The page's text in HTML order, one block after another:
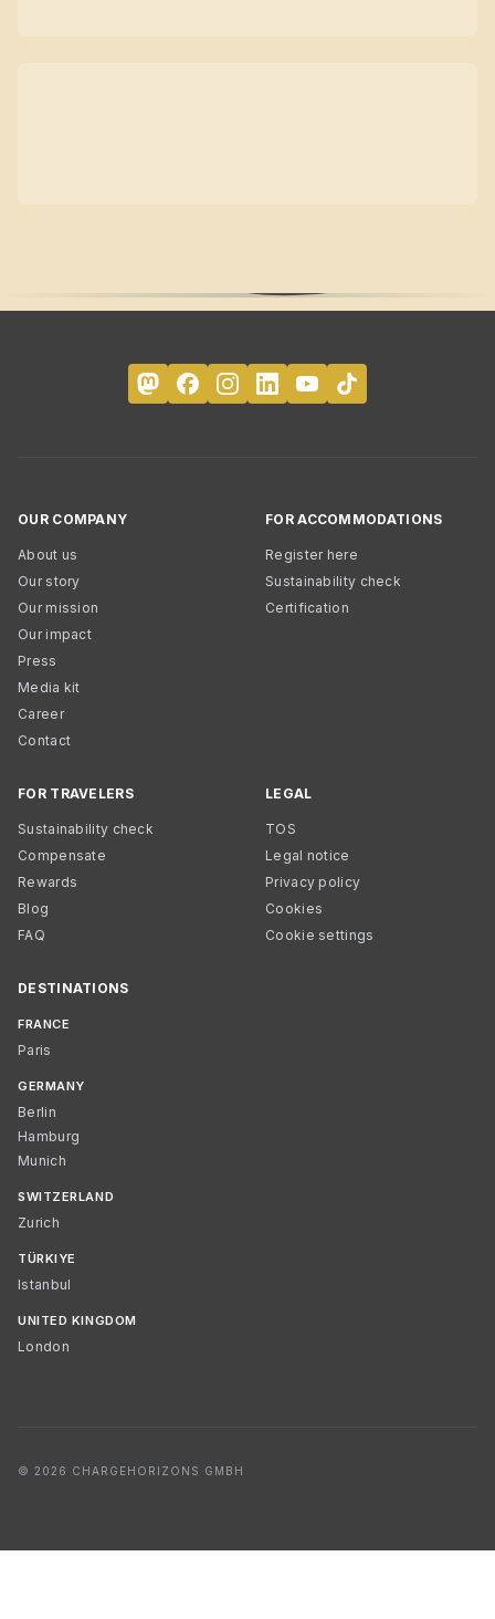
OUR COMPANY
About us
Our story
Our mission
Our impact
Press
Media kit
Career
Contact
FOR ACCOMMODATIONS
Register here
Sustainability check
Certification
FOR TRAVELERS
Sustainability check
Compensate
Rewards
Blog
FAQ
LEGAL
TOS
Legal notice
Privacy policy
Cookies
Cookie settings
DESTINATIONS
FRANCE
Paris
GERMANY
Berlin
Hamburg
Munich
SWITZERLAND
Zurich
TÜRKIYE
Istanbul
UNITED KINGDOM
London
© 2026 CHARGEHORIZONS GMBH